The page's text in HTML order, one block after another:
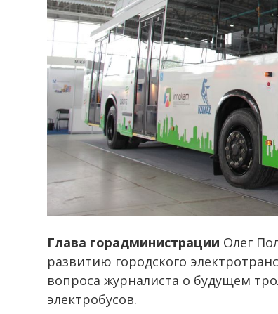
Глава горадминистрации Олег
развитию городского
вопроса журналиста о будущем
электробусов.